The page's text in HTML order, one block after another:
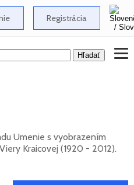
Registrácia
Umenie s vyobrazením
Kraicovej (1920 - 2012).